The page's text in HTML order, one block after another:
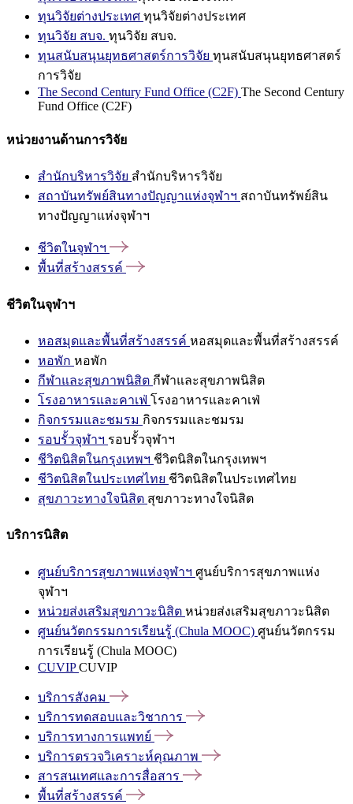
ทุนวิจัยต่างประเทศ ทุนวิจัยต่างประเทศ
ทุนวิจัย สบจ. ทุนวิจัย สบจ.
ทุนสนับสนุนยุทธศาสตร์การวิจัย ทุนสนับสนุนยุทธศาสตร์
การวิจัย
The Second Century Fund Office (C2F) The Second Century
Fund Office (C2F)
หน่วยงานด้านการวิจัย
สำนักบริหารวิจัย สำนักบริหารวิจัย
สถาบันทรัพย์สินทางปัญญาแห่งจุฬาฯ สถาบันทรัพย์สิน
ทางปัญญาแห่งจุฬาฯ
ชีวิตในจุฬาฯ
พื้นที่สร้างสรรค์
ชีวิตในจุฬาฯ
หอสมุดและพื้นที่สร้างสรรค์ หอสมุดและพื้นที่สร้างสรรค์
หอพัก หอพัก
กีฬาและสุขภาพนิสิต กีฬาและสุขภาพนิสิต
โรงอาหารและคาเฟ่ โรงอาหารและคาเฟ่
กิจกรรมและชมรม กิจกรรมและชมรม
รอบรั้วจุฬาฯ รอบรั้วจุฬาฯ
ชีวิตนิสิตในกรุงเทพฯ ชีวิตนิสิตในกรุงเทพฯ
ชีวิตนิสิตในประเทศไทย ชีวิตนิสิตในประเทศไทย
สุขภาวะทางใจนิสิต สุขภาวะทางใจนิสิต
บริการนิสิต
ศูนย์บริการสุขภาพแห่งจุฬาฯ ศูนย์บริการสุขภาพแห่ง
จุฬาฯ
หน่วยส่งเสริมสุขภาวะนิสิต หน่วยส่งเสริมสุขภาวะนิสิต
ศูนย์นวัตกรรมการเรียนรู้ (Chula MOOC) ศูนย์นวัตกรรม
การเรียนรู้ (Chula MOOC)
CUVIPCUVIP
บริการสังคม
บริการทดสอบและวิชาการ
บริการทางการแพทย์
บริการตรวจวิเคราะห์คุณภาพ
สารสนเทศและการสื่อสาร
พื้นที่สร้างสรรค์